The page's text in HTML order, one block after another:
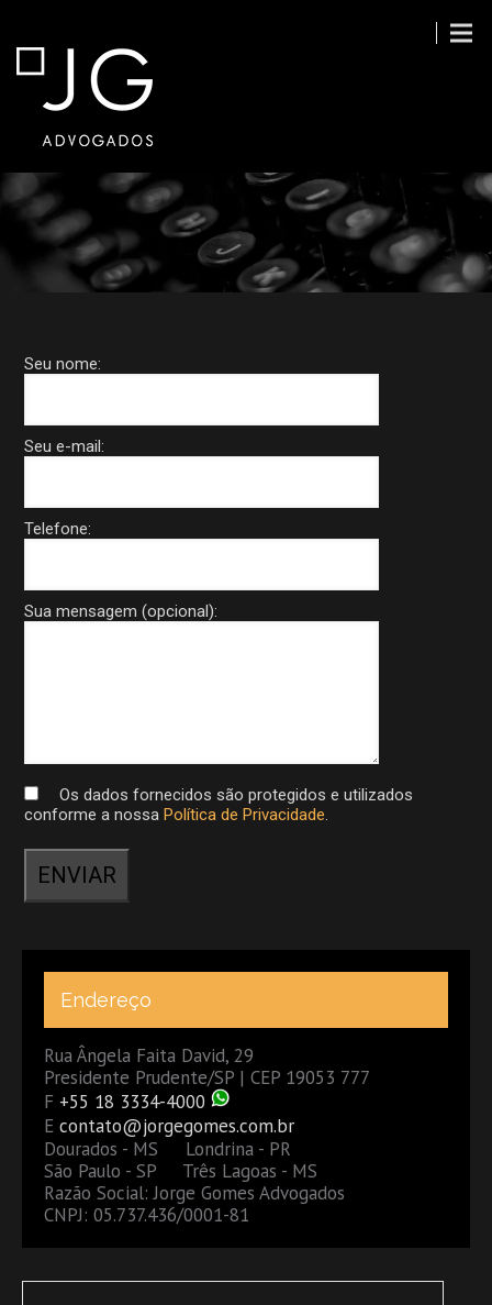
CONTATO
Seu nome:
Seu e-mail:
Telefone:
Sua mensagem (opcional):
Os dados fornecidos são protegidos e utilizados
conforme a nossa Política de Privacidade.
Endereço
Rua Ângela Faita David, 29
Presidente Prudente/SP | CEP 19053 777
F +55 18 3334-4000
E contato@jorgegomes.com.br
Dourados - MS Londrina - PR
São Paulo - SP Três Lagoas - MS
Razão Social: Jorge Gomes Advogados
CNPJ: 05.737.436/0001-81